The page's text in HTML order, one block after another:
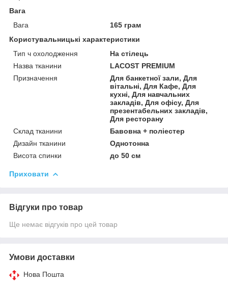
Вага
Вага
165 грам
Користувальницькі характеристики
Тип ч охолодження
На стілець
Назва тканини
LACOST PREMIUM
Призначення
Для банкетної зали, Для
вітальні, Для Кафе, Для
кухні, Для навчальних
закладів, Для офісу, Для
презентабельних закладів,
Для ресторану
Склад тканини
Бавовна + поліестер
Дизайн тканини
Однотонна
Висота спинки
до 50 см
Приховати
Відгуки про товар
Ще немає відгуків про цей товар
Умови доставки
Нова Пошта